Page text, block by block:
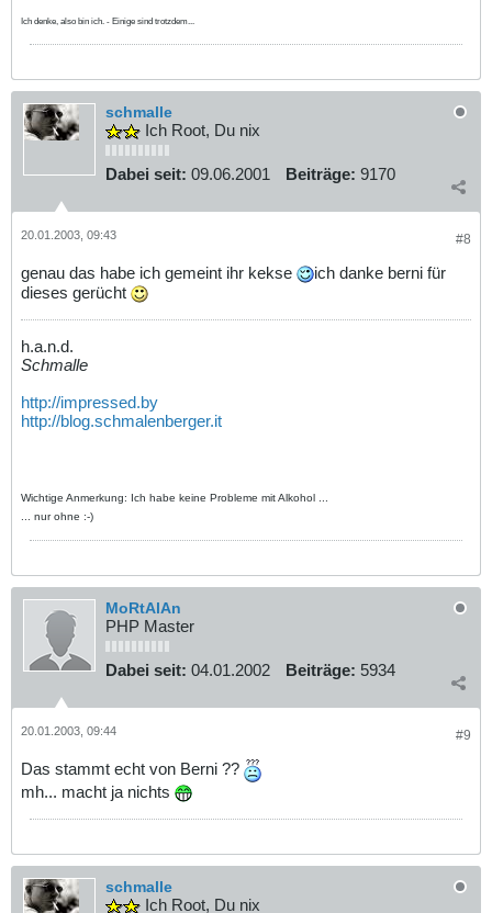
Ich denke, also bin ich. - Einige sind trotzdem...
schmalle
Ich Root, Du nix
Dabei seit: 09.06.2001 Beiträge: 9170
#8
20.01.2003, 09:43
genau das habe ich gemeint ihr kekse
ich danke berni für
dieses gerücht
h.a.n.d.
Schmalle
http://impressed.by
http://blog.schmalenberger.it
Wichtige Anmerkung: Ich habe keine Probleme mit Alkohol ...
... nur ohne :-)
MoRtAlAn
PHP Master
Dabei seit: 04.01.2002 Beiträge: 5934
#9
20.01.2003, 09:44
Das stammt echt von Berni ??
mh... macht ja nichts
schmalle
Ich Root, Du nix